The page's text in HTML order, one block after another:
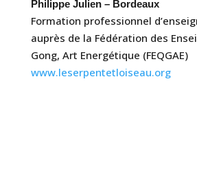
Philippe Julien – Bordeaux
Formation professionnel
auprès de la Fédération des
Gong, Art Energétique (FEQGAE)
www.leserpentetloiseau.org